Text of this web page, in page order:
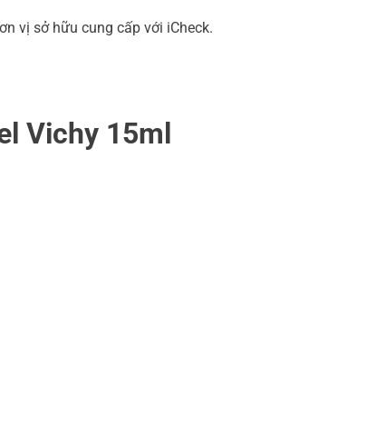
vị sở hữu cung cấp với iCheck.
Vichy 15ml